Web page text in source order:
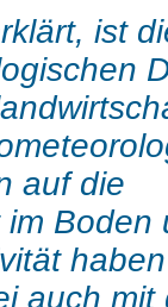
ist
auf die
Boden
auch mit